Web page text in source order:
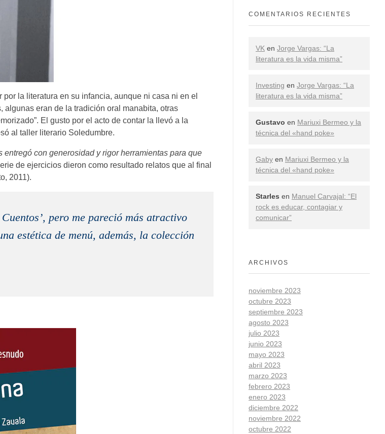
la literatura en su infancia, aunque ni casa ni en el
algunas eran de la tradición oral manabita, otras
El gusto por el acto de contar la llevó a la
al taller literario Soledumbre.
entregó con generosidad y rigor herramientas para que
de ejercicios dieron como resultado relatos que al final
2011).
pero me pareció más atractivo
estética de menú, además, la colección
COMENTARIOS RECIENTES
VK en Jorge Vargas: “La
literatura es la vida misma”
Investing en Jorge Vargas: “La
literatura es la vida misma”
Gustavo en Mariuxi Bermeo y la
técnica del «hand poke»
Gaby en Mariuxi Bermeo y la
técnica del «hand poke»
Starles en Manuel Carvajal: “El
rock es educar, contagiar y
comunicar”
ARCHIVOS
noviembre 2023
octubre 2023
septiembre 2023
agosto 2023
julio 2023
junio 2023
mayo 2023
abril 2023
marzo 2023
febrero 2023
enero 2023
diciembre 2022
noviembre 2022
octubre 2022